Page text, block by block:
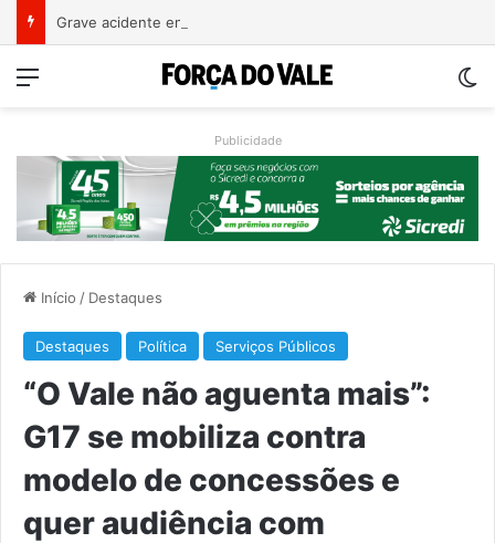
Menu
Publicidade
Início / Destaques
Destaques Política Serviços Públicos
“O Vale não aguenta mais”:
G17 se mobiliza contra
modelo de concessões e
quer audiência com